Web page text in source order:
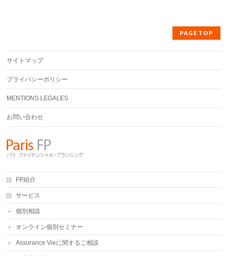
PAGE TOP
サイトマップ
プライバシーポリシー
MENTIONS LEGALES
お問い合わせ
FP紹介
サービス
個別相談
オンライン個別セミナー
Assurance Vieに関するご相談